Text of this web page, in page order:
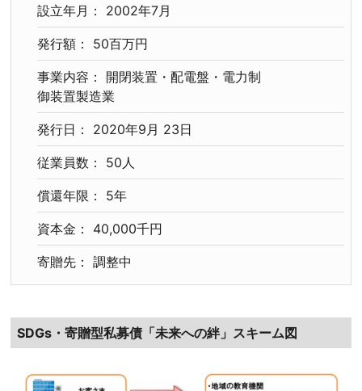
設立年月： 2002年7月
発行額： 50百万円
事業内容： 開閉装置・配電盤・電力制
御装置製造業
発行日： 2020年9月 23日
従業員数： 50人
償還年限： 5年
資本金： 40,000千円
寄贈先： 調整中
SDGs・寄贈型私募債「未来への絆」スキーム図